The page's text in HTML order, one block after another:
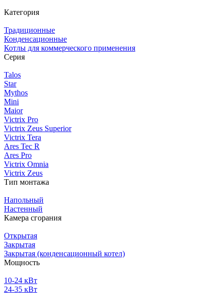
Категория
Традиционные
Конденсационные
Котлы для коммерческого применения
Серия
Talos
Star
Mythos
Mini
Maior
Victrix Pro
Victrix Zeus Superior
Victrix Tera
Ares Tec R
Ares Pro
Victrix Omnia
Victrix Zeus
Тип монтажа
Напольный
Настенный
Камера сгорания
Открытая
Закрытая
Закрытая (конденсационный котел)
Мощность
10-24 кВт
24-35 кВт